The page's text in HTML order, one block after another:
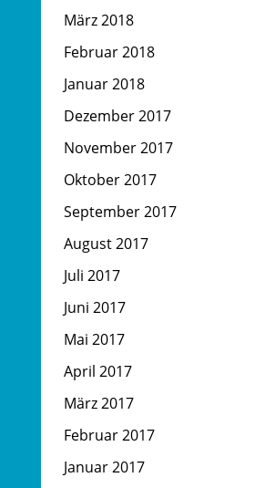
März 2018
Februar 2018
Januar 2018
Dezember 2017
November 2017
Oktober 2017
September 2017
August 2017
Juli 2017
Juni 2017
Mai 2017
April 2017
März 2017
Februar 2017
Januar 2017